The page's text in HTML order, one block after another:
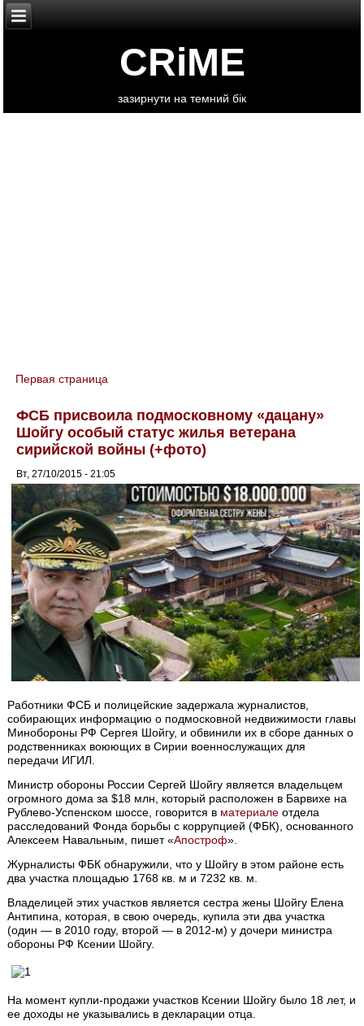
CRiME
зазирнути на темний бік
You are here
Первая страница
ФСБ присвоила подмосковному «дацану»
Шойгу особый статус жилья ветерана
сирийской войны (+фото)
Вт, 27/10/2015 - 21:05
Работники ФСБ и полицейские задержала журналистов,
собирающих информацию о подмосковной недвижимости главы
Минобороны РФ Сергея Шойгу, и обвинили их в сборе данных о
родственниках воюющих в Сирии военнослужащих для
передачи ИГИЛ.
Министр обороны России Сергей Шойгу является владельцем
огромного дома за $18 млн, который расположен в Барвихе на
Рублево-Успенском шоссе, говорится в материале отдела
расследований Фонда борьбы с коррупцией (ФБК), основанного
Алексеем Навальным, пишет «Апостроф».
Журналисты ФБК обнаружили, что у Шойгу в этом районе есть
два участка площадью 1768 кв. м и 7232 кв. м.
Владелицей этих участков является сестра жены Шойгу Елена
Антипина, которая, в свою очередь, купила эти два участка
(один — в 2010 году, второй — в 2012-м) у дочери министра
обороны РФ Ксении Шойгу.
На момент купли-продажи участков Ксении Шойгу было 18 лет, и
ее доходы не указывались в декларации отца.